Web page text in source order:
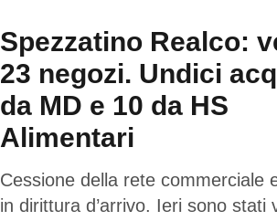
Spezzatino Realco:
23 negozi. Undici
da MD e 10 da HS
Alimentari
Cessione della rete commerciale
in dirittura d’arrivo. Ieri sono stati